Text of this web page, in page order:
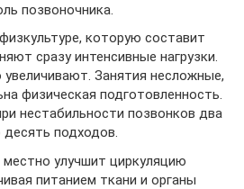
позвоночника.
которую составит
сразу интенсивные нагрузки.
увеличивают. Занятия несложные,
физическая подготовленность.
нестабильности позвонков два
десять подходов.
улучшит циркуляцию
питанием ткани и органы